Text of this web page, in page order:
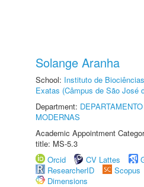
Solange Aranha
School: Instituto de
Exatas (Câmpus de São José
Department:
MODERNAS
Academic Appointment
title: MS-5.3
Orcid
CV Lattes
ResearcherID
Scopus
Dimensions